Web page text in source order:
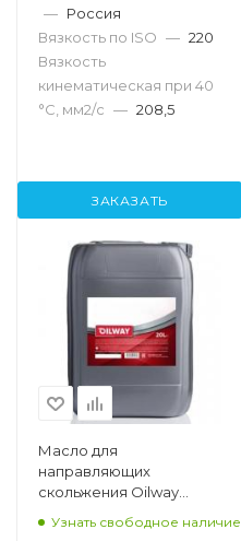
— Россия
Вязкость по ISO — 220
Вязкость
кинематическая при 40
°С, мм2/с — 208,5
ЗАКАЗАТЬ
Масло для
направляющих
скольжения Oilway
Sintez MNS 68, 20л
Узнать свободное наличие